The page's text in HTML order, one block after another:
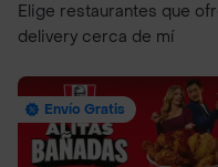
Elige restaurantes que
delivery cerca de mí
Envío Gratis